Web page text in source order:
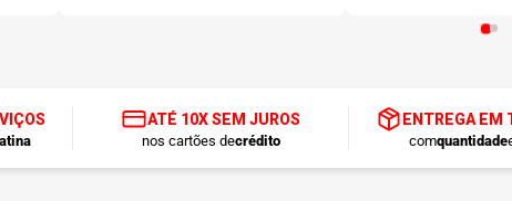
ATÉ 10X SEM JUROS
nos cartões decrédito
ENTREGA EM
comquantidade